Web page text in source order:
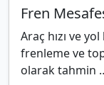
Fren
Araç hızı ve
frenleme ve
olarak tahmin